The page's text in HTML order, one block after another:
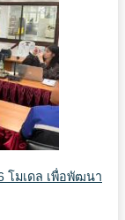
โมเดล เพื่อพัฒนา